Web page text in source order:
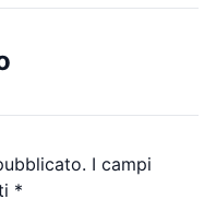
I campi
*